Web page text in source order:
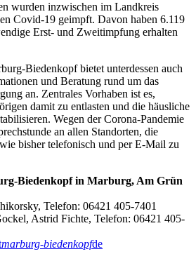
wurden inzwischen im Landkreis
Covid-19 geimpft. Davon haben 6.119
Erst- und Zweitimpfung erhalten
Biedenkopf bietet unterdessen auch
und Beratung rund um das
an. Zentrales Vorhaben ist es,
damit zu entlasten und die häusliche
Wegen der Corona-Pandemie
an allen Standorten, die
bisher telefonisch und per E-Mail zu
Biedenkopf in Marburg, Am Grün
Telefon: 06421 405-7401
Astrid Fichte, Telefon: 06421 405-
marburg-biedenkopfde